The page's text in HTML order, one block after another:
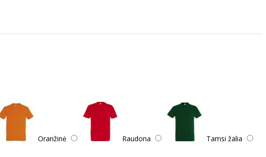
Oranžinė Raudona Tamsi žalia